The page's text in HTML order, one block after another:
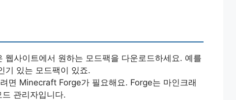
웹사이트에서 원하는 모드팩을 다운로드하세요. 예를
기 있는 모드팩이 있죠.
면 Minecraft Forge가 필요해요. Forge는 마인크래
관리자입니다.